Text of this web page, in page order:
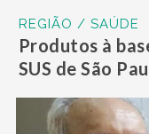
REGIÃO / SAÚDE
Produtos à
SUS de São